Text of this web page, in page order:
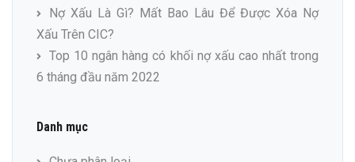
Nợ Xấu Là Gì? Mất Bao Lâu Để Được Xóa Nợ
Xấu Trên CIC?
Top 10 ngân hàng có khối nợ xấu cao nhất trong
6 tháng đầu năm 2022
Danh mục